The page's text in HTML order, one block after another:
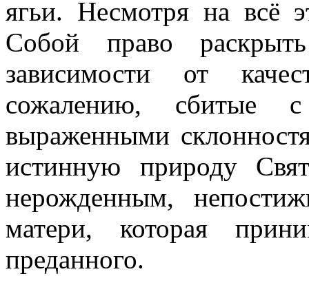
ягьи. Несмотря на всё
Собой право
зависимости от
сожалению, сбитые
выраженными
истинную природу
нерожденным,
матери, которая
преданного.